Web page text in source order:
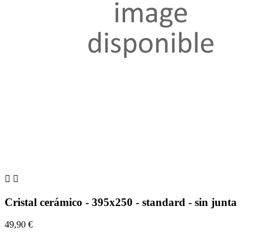
 
Cristal cerámico - 395x250 - standard - sin junta
49,90 €